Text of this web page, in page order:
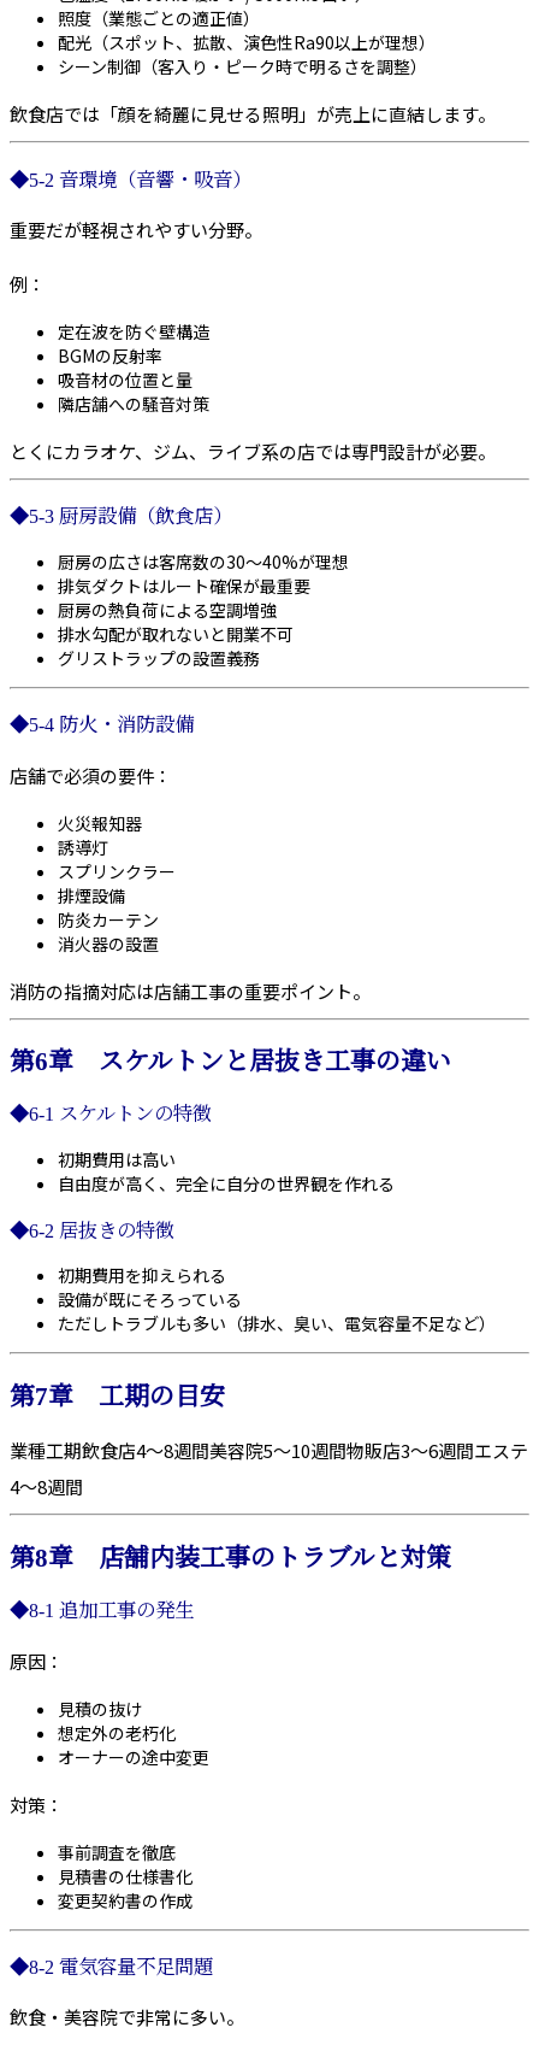
照度（業態ごとの適正値）
配光（スポット、拡散、演色性Ra90以上が理想）
シーン制御（客入り・ピーク時で明るさを調整）
飲食店では「顔を綺麗に見せる照明」が売上に直結します。
◆5-2 音環境（音響・吸音）
重要だが軽視されやすい分野。
例：
定在波を防ぐ壁構造
BGMの反射率
吸音材の位置と量
隣店舗への騒音対策
とくにカラオケ、ジム、ライブ系の店では専門設計が必要。
◆5-3 厨房設備（飲食店）
厨房の広さは客席数の30〜40%が理想
排気ダクトはルート確保が最重要
厨房の熱負荷による空調増強
排水勾配が取れないと開業不可
グリストラップの設置義務
◆5-4 防火・消防設備
店舗で必須の要件：
火災報知器
誘導灯
スプリンクラー
排煙設備
防炎カーテン
消火器の設置
消防の指摘対応は店舗工事の重要ポイント。
第6章 スケルトンと居抜き工事の違い
◆6-1 スケルトンの特徴
初期費用は高い
自由度が高く、完全に自分の世界観を作れる
◆6-2 居抜きの特徴
初期費用を抑えられる
設備が既にそろっている
ただしトラブルも多い（排水、臭い、電気容量不足など）
第7章 工期の目安
業種工期飲食店4〜8週間美容院5〜10週間物販店3〜6週間エステ
4〜8週間
第8章 店舗内装工事のトラブルと対策
◆8-1 追加工事の発生
原因：
見積の抜け
想定外の老朽化
オーナーの途中変更
対策：
事前調査を徹底
見積書の仕様書化
変更契約書の作成
◆8-2 電気容量不足問題
飲食・美容院で非常に多い。